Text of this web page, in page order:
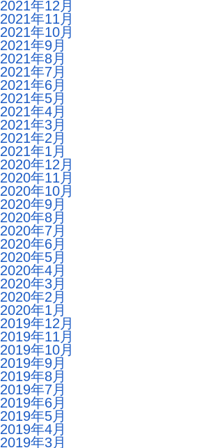
2021年12月
2021年11月
2021年10月
2021年9月
2021年8月
2021年7月
2021年6月
2021年5月
2021年4月
2021年3月
2021年2月
2021年1月
2020年12月
2020年11月
2020年10月
2020年9月
2020年8月
2020年7月
2020年6月
2020年5月
2020年4月
2020年3月
2020年2月
2020年1月
2019年12月
2019年11月
2019年10月
2019年9月
2019年8月
2019年7月
2019年6月
2019年5月
2019年4月
2019年3月